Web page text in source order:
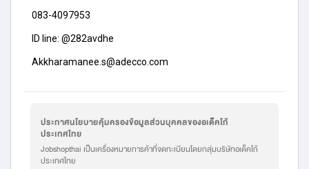
083-4097953
ID line: @282avdhe
Akkharamanee.s@adecco.com
ประกาศนโยบายคุ้มครองข้อมูลส่วนบุคคลของอเด็คโก้
ประเทศไทย
Jobshopthai เป็นเครื่องหมายการค้าที่จดทะเบียนโดยกลุ่มบริษัทอเด็คโก้
ประเทศไทย